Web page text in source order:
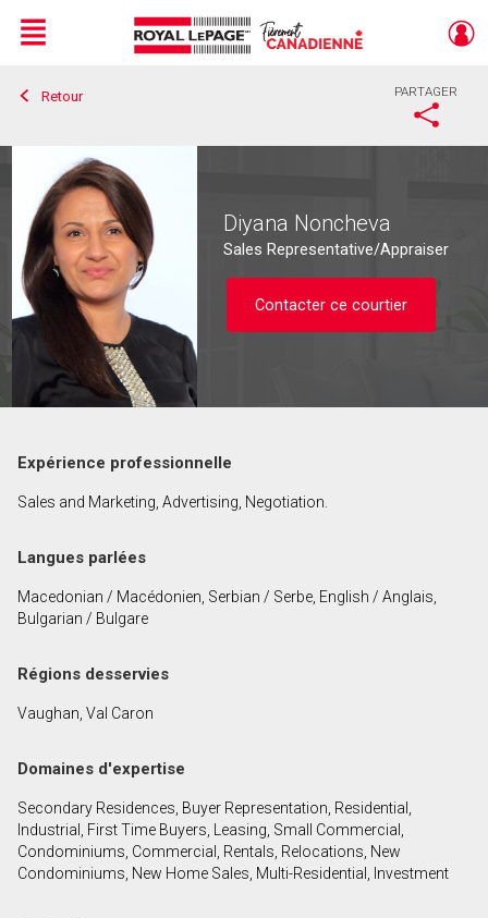
Live
En Direct
Menu
Retour PARTAGER
Diyana Noncheva
Sales Representative/Appraiser
Contacter ce courtier
Nom
Expérience professionnelle
Sales and Marketing, Advertising, Negotiation.
Langues parlées
Macedonian / Macédonien, Serbian / Serbe, English / Anglais,
Bulgarian / Bulgare
Régions desservies
Vaughan, Val Caron
Domaines d'expertise
Secondary Residences, Buyer Representation, Residential,
Industrial, First Time Buyers, Leasing, Small Commercial,
Condominiums, Commercial, Rentals, Relocations, New
Condominiums, New Home Sales, Multi-Residential, Investment